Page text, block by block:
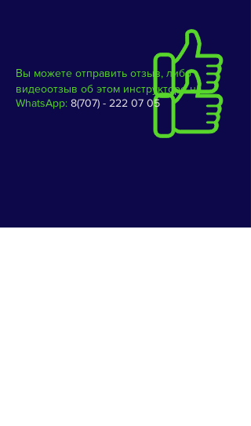
Вы можете отправить отзыв, либо
видеоотзыв об этом инструкторе на
WhatsApp: 8(707) - 222 07 05